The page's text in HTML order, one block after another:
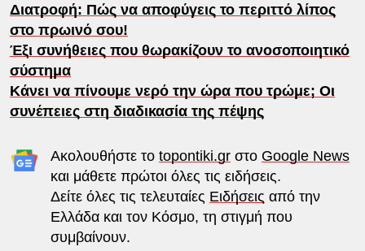
Διατροφή: Πώς να αποφύγεις το περιττό λίπος
στο πρωινό σου!
Έξι συνήθειες που θωρακίζουν το ανοσοποιητικό
σύστημα
Κάνει να πίνουμε νερό την ώρα που τρώμε; Οι
συνέπειες στη διαδικασία της πέψης
Ακολουθήστε το topontiki.grστο Google News
και μάθετε πρώτοι όλες τις ειδήσεις.
Δείτε όλες τις τελευταίες Ειδήσεις από την
Ελλάδα και τον Κόσμο, τη στιγμή που
συμβαίνουν.